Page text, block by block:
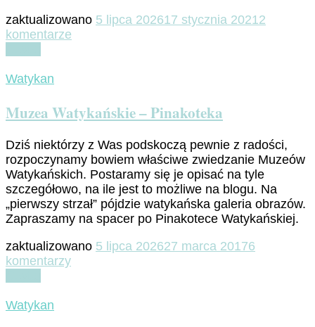
zaktualizowano 5 lipca 202617 stycznia 20212
komentarze
Gregoriano
Profano
Watykan
Muzea Watykańskie – Pinakoteka
Dziś niektórzy z Was podskoczą pewnie z radości,
rozpoczynamy bowiem właściwe zwiedzanie Muzeów
Watykańskich. Postaramy się je opisać na tyle
szczegółowo, na ile jest to możliwe na blogu. Na
„pierwszy strzał” pójdzie watykańska galeria obrazów.
Zapraszamy na spacer po Pinakotece Watykańskiej.
zaktualizowano 5 lipca 202627 marca 20176
komentarzydo
Watykan